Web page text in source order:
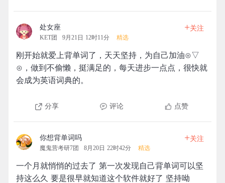
处女座
KET团 9月21日 12时11分 精选
+关注
刚开始就爱上背单词了，天天坚持，为自己加油⊙▽
⊙，做到不偷懒，挺满足的，每天进步一点点，很快就
会成为英语词典的。
分享 评论 点赞
你想背单词吗
魔鬼营考研7团 8月20日 22时42分 精选
+关注
一个月就悄悄的过去了 第一次发现自己背单词可以坚
持这么久 要是很早就知道这个软件就好了 坚持呦